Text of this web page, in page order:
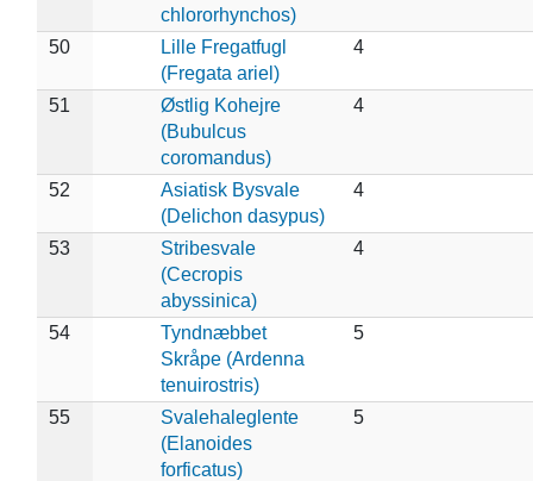
chlororhynchos)
50
Lille Fregatfugl
(Fregata ariel)
4
51
Østlig Kohejre
(Bubulcus
coromandus)
4
52
Asiatisk Bysvale
(Delichon dasypus)
4
53
Stribesvale
(Cecropis
abyssinica)
4
54
Tyndnæbbet
Skråpe (Ardenna
tenuirostris)
5
55
Svalehaleglente
(Elanoides
forficatus)
5